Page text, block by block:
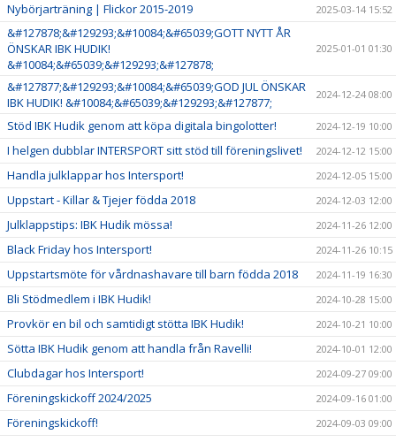
Nybörjarträning | Flickor 2015-2019 2025-03-14 15:52
&#127878;&#129293;&#10084;&#65039;GOTT NYTT ÅR
ÖNSKAR IBK HUDIK!
&#10084;&#65039;&#129293;&#127878;
2025-01-01 01:30
&#127877;&#129293;&#10084;&#65039;GOD JUL ÖNSKAR
IBK HUDIK! &#10084;&#65039;&#129293;&#127877;
2024-12-24 08:00
Stöd IBK Hudik genom att köpa digitala bingolotter! 2024-12-19 10:00
I helgen dubblar INTERSPORT sitt stöd till föreningslivet! 2024-12-12 15:00
Handla julklappar hos Intersport! 2024-12-05 15:00
Uppstart - Killar & Tjejer födda 2018 2024-12-03 12:00
Julklappstips: IBK Hudik mössa! 2024-11-26 12:00
Black Friday hos Intersport! 2024-11-26 10:15
Uppstartsmöte för vårdnashavare till barn födda 2018 2024-11-19 16:30
Bli Stödmedlem i IBK Hudik! 2024-10-28 15:00
Provkör en bil och samtidigt stötta IBK Hudik! 2024-10-21 10:00
Sötta IBK Hudik genom att handla från Ravelli! 2024-10-01 12:00
Clubdagar hos Intersport! 2024-09-27 09:00
Föreningskickoff 2024/2025 2024-09-16 01:00
Föreningskickoff! 2024-09-03 09:00